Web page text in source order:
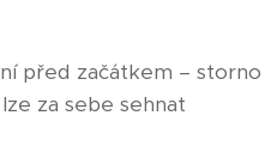
před začátkem – storno
za sebe sehnat